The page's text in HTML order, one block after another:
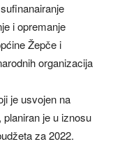
i opremanje
Žepče i
organizacija
je usvojen na
je u iznosu
za 2022.